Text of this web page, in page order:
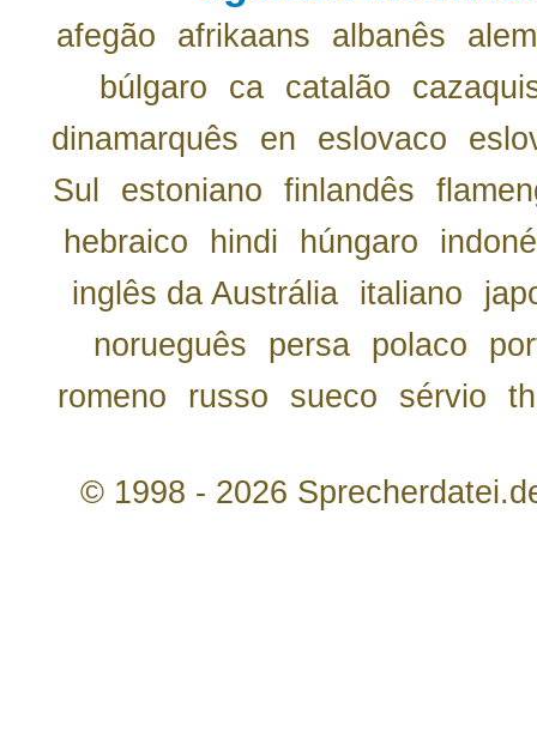
afegão afrikaans albanês
búlgaro
ca catalão
dinamarquês
en eslovaco
Sul
estoniano finlandês
hebraico
hindi húngaro
inglês da Austrália
italiano
norueguês
persa polaco
romeno
russo sueco sérvio th
© 1998 - 2026